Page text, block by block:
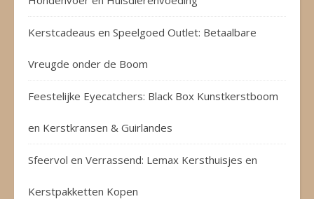
Kerstcadeaus en Speelgoed Outlet: Betaalbare
Vreugde onder de Boom
Feestelijke Eyecatchers: Black Box Kunstkerstboom
en Kerstkransen & Guirlandes
Sfeervol en Verrassend: Lemax Kersthuisjes en
Kerstpakketten Kopen